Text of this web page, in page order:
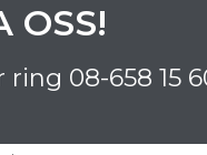
OSS!
ring 08-658 15